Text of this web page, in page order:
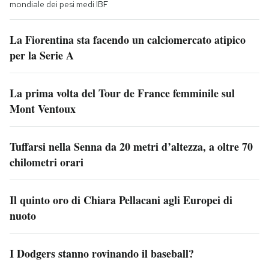
mondiale dei pesi medi IBF
La Fiorentina sta facendo un calciomercato atipico
per la Serie A
La prima volta del Tour de France femminile sul
Mont Ventoux
Tuffarsi nella Senna da 20 metri d’altezza, a oltre 70
chilometri orari
Il quinto oro di Chiara Pellacani agli Europei di
nuoto
I Dodgers stanno rovinando il baseball?